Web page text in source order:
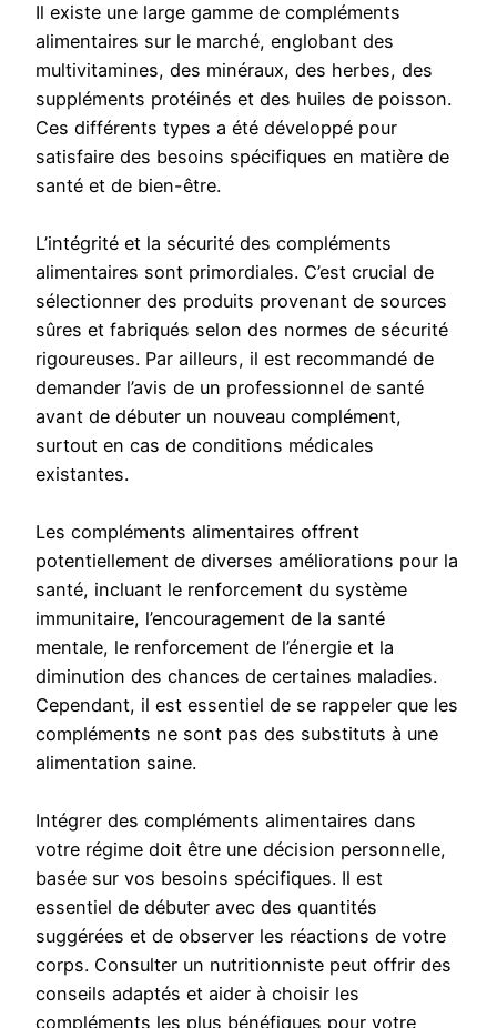
Il existe une large gamme de compléments
alimentaires sur le marché, englobant des
multivitamines, des minéraux, des herbes, des
suppléments protéinés et des huiles de poisson.
Ces différents types a été développé pour
satisfaire des besoins spécifiques en matière de
santé et de bien-être.
L’intégrité et la sécurité des compléments
alimentaires sont primordiales. C’est crucial de
sélectionner des produits provenant de sources
sûres et fabriqués selon des normes de sécurité
rigoureuses. Par ailleurs, il est recommandé de
demander l’avis de un professionnel de santé
avant de débuter un nouveau complément,
surtout en cas de conditions médicales
existantes.
Les compléments alimentaires offrent
potentiellement de diverses améliorations pour la
santé, incluant le renforcement du système
immunitaire, l’encouragement de la santé
mentale, le renforcement de l’énergie et la
diminution des chances de certaines maladies.
Cependant, il est essentiel de se rappeler que les
compléments ne sont pas des substituts à une
alimentation saine.
Intégrer des compléments alimentaires dans
votre régime doit être une décision personnelle,
basée sur vos besoins spécifiques. Il est
essentiel de débuter avec des quantités
suggérées et de observer les réactions de votre
corps. Consulter un nutritionniste peut offrir des
conseils adaptés et aider à choisir les
compléments les plus bénéfiques pour votre